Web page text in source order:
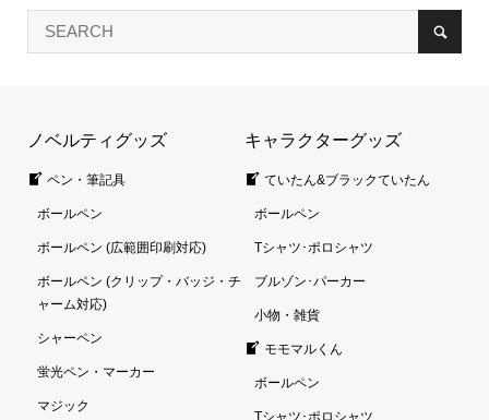
ノベルティグッズ
ペン・筆記具
ボールペン
ボールペン (広範囲印刷対応)
ボールペン (クリップ・バッジ・チ
ャーム対応)
シャーペン
蛍光ペン・マーカー
マジック
キャラクターグッズ
ていたん&ブラックていたん
ボールペン
Tシャツ･ポロシャツ
ブルゾン･パーカー
小物・雑貨
モモマルくん
ボールペン
Tシャツ･ポロシャツ